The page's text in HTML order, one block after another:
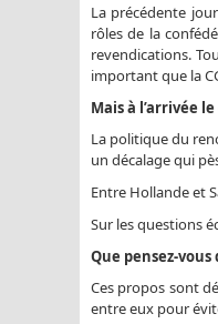
La précédente
rôles de la
revendications.
important que la
Mais à l’arrivée
La politique du
un décalage qui
Entre Hollande et
Sur les questions
Que pensez-
Ces propos sont
entre eux pour